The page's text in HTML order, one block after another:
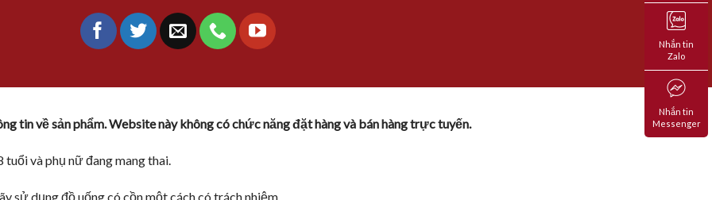
tin về sản phẩm. Website này không có chức năng đặt hàng và bán hàng trực tuyến.
và phụ nữ đang mang thai.
sử dụng đồ uống có cồn một cách có trách nhiệm.
Nhắn tin
Zalo
Nhắn tin
Messenger